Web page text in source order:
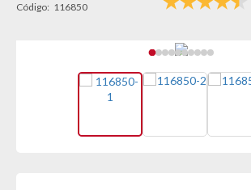
Código: 116850